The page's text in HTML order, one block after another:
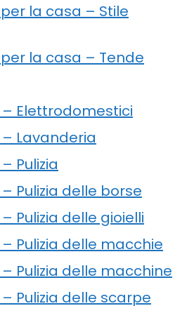
la casa – Stile
la casa – Tende
Elettrodomestici
Lavanderia
Pulizia
Pulizia delle borse
Pulizia delle gioielli
Pulizia delle macchie
Pulizia delle macchine
Pulizia delle scarpe